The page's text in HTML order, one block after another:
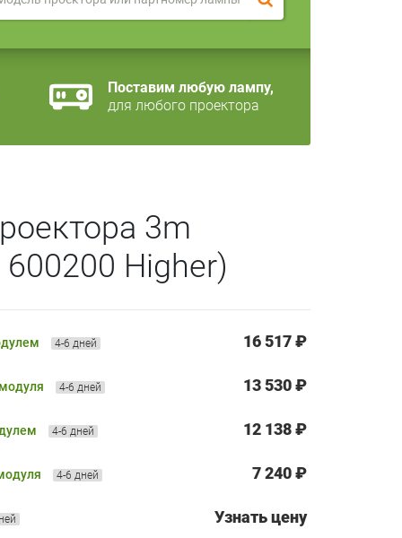
Поставим любую лампу,
для любого проектора
3m
Higher)
4-6 дней 16 517 ₽
4-6 дней 13 530 ₽
4-6 дней 12 138 ₽
4-6 дней 7 240 ₽
Узнать цену